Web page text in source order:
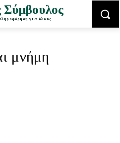
Σύμβουλος
για όλους
μνήμη